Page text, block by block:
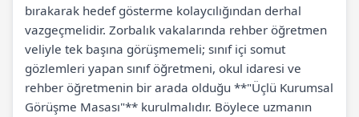
bırakarak hedef gösterme kolaycılığından derhal
vazgeçmelidir. Zorbalık vakalarında rehber öğretmen
veliyle tek başına görüşmemeli; sınıf içi somut
gözlemleri yapan sınıf öğretmeni, okul idaresi ve
rehber öğretmenin bir arada olduğu **"Üçlü Kurumsal
Görüşme Masası"** kurulmalıdır. Böylece uzmanın